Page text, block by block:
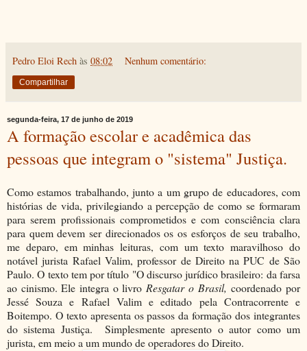
Pedro Eloi Rech às 08:02 Nenhum comentário:
Compartilhar
segunda-feira, 17 de junho de 2019
A formação escolar e acadêmica das
pessoas que integram o "sistema" Justiça.
Como estamos trabalhando, junto a um grupo de educadores, com
histórias de vida, privilegiando a percepção de como se formaram
para serem profissionais comprometidos e com consciência clara
para quem devem ser direcionados os os esforços de seu trabalho,
me deparo, em minhas leituras, com um texto maravilhoso do
notável jurista Rafael Valim, professor de Direito na PUC de São
Paulo. O texto tem por título "O discurso jurídico brasileiro: da farsa
ao cinismo. Ele integra o livroResgatar o Brasil,coordenado por
Jessé Souza e Rafael Valim e editado pela Contracorrente e
Boitempo. O texto apresenta os passos da formação dos integrantes
do sistema Justiça. Simplesmente apresento o autor como um
jurista, em meio a um mundo de operadores do Direito.